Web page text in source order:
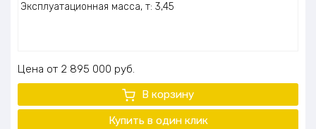
Эксплуатационная масса, т: 3,45
Цена 2 895 000 руб.
В корзину
Купить в один клик